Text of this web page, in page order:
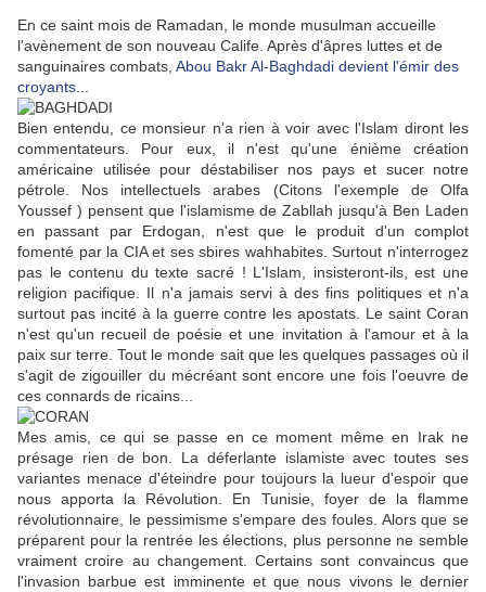
En ce saint mois de Ramadan, le monde musulman accueille
l'avènement de son nouveau Calife. Après d'âpres luttes et de
sanguinaires combats, Abou Bakr Al-Baghdadi devient l'émir des
croyants
Bien entendu, ce monsieur n'a rien à voir avec l'Islam diront les
commentateurs. Pour eux, il n'est qu'une énième création
américaine utilisée pour déstabiliser nos pays et sucer notre
pétrole. Nos intellectuels arabes (Citons l'exemple de Olfa
Youssef ) pensent que l'islamisme de Zabllah jusqu'à Ben Laden
en passant par Erdogan, n'est que le produit d'un complot
fomenté par la CIA et ses sbires wahhabites. Surtout n'interrogez
pas le contenu du texte sacré ! L'Islam, insisteront-ils, est une
religion pacifique. Il n'a jamais servi à des fins politiques et n'a
surtout pas incité à la guerre contre les apostats. Le saint Coran
n'est qu'un recueil de poésie et une invitation à l'amour et à la
paix sur terre. Tout le monde sait que les quelques passages où il
s'agit de zigouiller du mécréant sont encore une fois l'oeuvre de
ces connards de ricains...
Mes amis, ce qui se passe en ce moment même en Irak ne
présage rien de bon. La déferlante islamiste avec toutes ses
variantes menace d'éteindre pour toujours la lueur d'espoir que
nous apporta la Révolution. En Tunisie, foyer de la flamme
révolutionnaire, le pessimisme s'empare des foules. Alors que se
préparent pour la rentrée les élections, plus personne ne semble
vraiment croire au changement. Certains sont convaincus que
l'invasion barbue est imminente et que nous vivons le dernier